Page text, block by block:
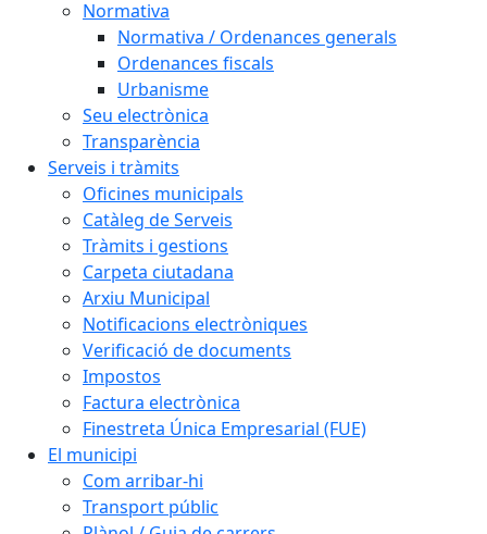
Normativa
Normativa / Ordenances generals
Ordenances fiscals
Urbanisme
Seu electrònica
Transparència
Serveis i tràmits
Oficines municipals
Catàleg de Serveis
Tràmits i gestions
Carpeta ciutadana
Arxiu Municipal
Notificacions electròniques
Verificació de documents
Impostos
Factura electrònica
Finestreta Única Empresarial (FUE)
El municipi
Com arribar-hi
Transport públic